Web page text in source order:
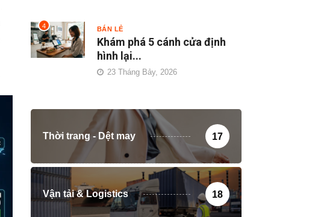
4 BÁN LẺ
Khám phá 5 cánh cửa định
hình lại...
23 Tháng Bảy, 2026
Thời trang - Dệt may 17
Vận tải & Logistics 18